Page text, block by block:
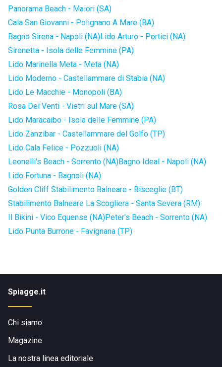
Panorama Beach - Maiori (SA)
Cala San Giovanni - Polignano A Mare (BA)
Bagno Sirena - Napoli (NA)Lido Arturo - Portici (NA)
Sirenetta - Isola delle Femmine (PA)
Lido Marinella Meta - Meta (NA)
Lido Moderno - Castellammare di Stabia (NA)
Lido Le Macchie - Monopoli (BA)
Rosa Dei Venti - Vietri sul Mare (SA)
Lido Maracaibo - Isola delle Femmine (PA)
Lido Zanzibar - Castellammare del Golfo (TP)
Lido Cala Felice - Pozzuoli (NA)
Leonelli's Beach - Sorrento (NA)Bagno Ideal - Napoli (NA)
Lido Fortuna - Bagnoli (NA)
Golden Cliff Stabilimento Balneare - Bisceglie (BT)
Stabilimento Balneare La Scogliera - Santa Severa (RM)
Il Bikini - Vico Equense (NA)Peter's Beach - Sorrento (NA)
Lido Punta Burrone - Favignana (TP)
Spiagge.it
Chi siamo
Magazine
La nostra linea editoriale